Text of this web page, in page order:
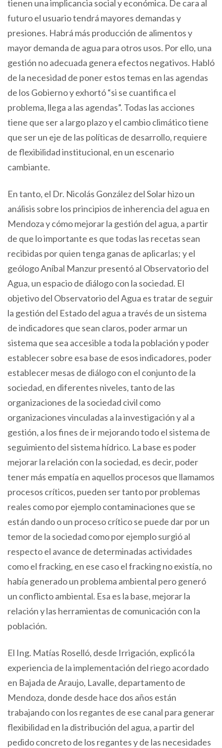
tienen una implicancia social y económica. De cara al
futuro el usuario tendrá mayores demandas y
presiones. Habrá más producción de alimentos y
mayor demanda de agua para otros usos. Por ello, una
gestión no adecuada genera efectos negativos. Habló
de la necesidad de poner estos temas en las agendas
de los Gobierno y exhortó “si se cuantifica el
problema, llega a las agendas”. Todas las acciones
tiene que ser a largo plazo y el cambio climático tiene
que ser un eje de las políticas de desarrollo, requiere
de flexibilidad institucional, en un escenario
cambiante.
En tanto, el Dr. Nicolás González del Solar hizo un
análisis sobre los principios de inherencia del agua en
Mendoza y cómo mejorar la gestión del agua, a partir
de que lo importante es que todas las recetas sean
recibidas por quien tenga ganas de aplicarlas; y el
geólogo Aníbal Manzur presentó al Observatorio del
Agua, un espacio de diálogo con la sociedad. El
objetivo del Observatorio del Agua es tratar de seguir
la gestión del Estado del agua a través de un sistema
de indicadores que sean claros, poder armar un
sistema que sea accesible a toda la población y poder
establecer sobre esa base de esos indicadores, poder
establecer mesas de diálogo con el conjunto de la
sociedad, en diferentes niveles, tanto de las
organizaciones de la sociedad civil como
organizaciones vinculadas a la investigación y al a
gestión, a los fines de ir mejorando todo el sistema de
seguimiento del sistema hídrico. La base es poder
mejorar la relación con la sociedad, es decir, poder
tener más empatía en aquellos procesos que llamamos
procesos críticos, pueden ser tanto por problemas
reales como por ejemplo contaminaciones que se
están dando o un proceso crítico se puede dar por un
temor de la sociedad como por ejemplo surgió al
respecto el avance de determinadas actividades
como el fracking, en ese caso el fracking no existía, no
había generado un problema ambiental pero generó
un conflicto ambiental. Esa es la base, mejorar la
relación y las herramientas de comunicación con la
población.
El Ing. Matías Roselló, desde Irrigación, explicó la
experiencia de la implementación del riego acordado
en Bajada de Araujo, Lavalle, departamento de
Mendoza, donde desde hace dos años están
trabajando con los regantes de ese canal para generar
flexibilidad en la distribución del agua, a partir del
pedido concreto de los regantes y de las necesidades